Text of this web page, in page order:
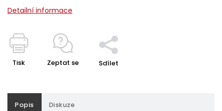
Detailní informace
Tisk Zeptat se Sdílet
Popis Diskuze